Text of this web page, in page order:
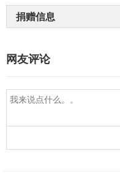
捐赠信息
网友评论